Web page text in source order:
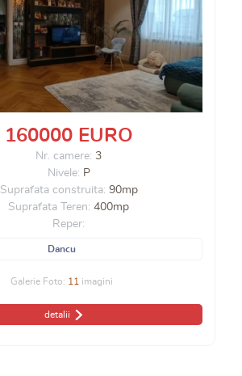
160000 EURO
Nr. camere: 3
Nivele: P
Suprafata construita: 90mp
Suprafata Teren: 400mp
Reper:
Dancu
Galerie Foto: 11 imagini
detalii